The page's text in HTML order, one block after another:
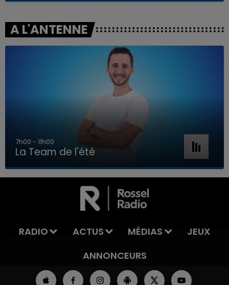
LA TEAM DE L'ÉTÉ
A L'ANTENNE
7h00 - 11h00
La Team de l'été
RADIO ACTUS MÉDIAS
JEUX
ANNONCEURS